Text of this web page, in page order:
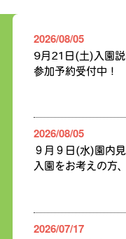
2026/08/05
9月21日(土)入園
参加予約受付中！
2026/08/05
９月９日(水)園内
入園をお考えの方
2026/07/17